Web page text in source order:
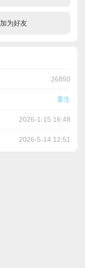
加为好友
26850
童生
2026-1-15 16:48
2026-5-14 12:51